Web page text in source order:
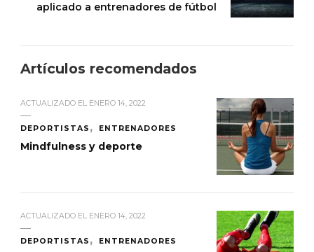
aplicado a entrenadores de fútbol
Artículos recomendados
ACTUALIZADO EL ENERO 14, 2022
DEPORTISTAS ENTRENADORES
Mindfulness y deporte
ACTUALIZADO EL ENERO 14, 2022
DEPORTISTAS ENTRENADORES